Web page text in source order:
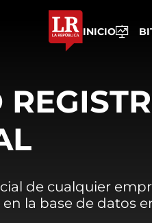
INICIO
de cualquier
la base de datos